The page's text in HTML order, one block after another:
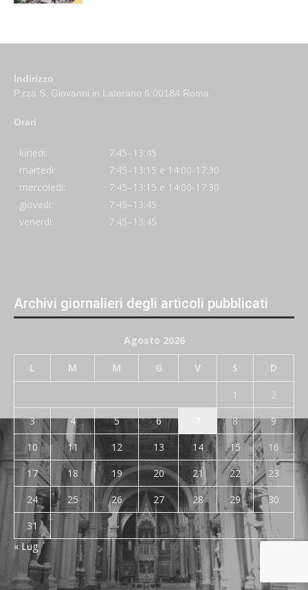
Indirizzo
P.zza S. Giovanni in Laterano 6 00184 Roma
Orari
lunedi:
7:45–13:45
martedi:
7:45–13:15 e 14:00-17:30
mercoledi:
7:45–13:15 e 14:00-17:30
giovedi:
7:45–13:45
venerdi:
7:45–13:45
Archivi giornalieri degli articoli pubblicati
Agosto 2026
L M M G V S D
1
2
3
4 5 6 8
9
10
11 12 13 14 15
16
17
18 19 20 21 22
23
24
25 26 27 28 29
30
31
« Lug